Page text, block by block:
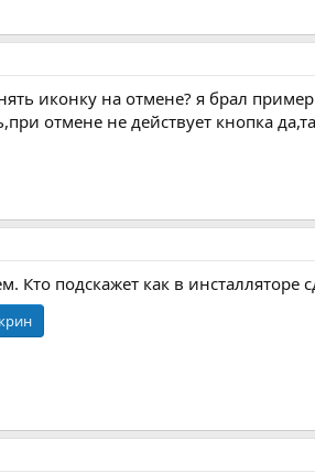
иконку на отмене? я брал
отмене не действует кнопка
Кто подскажет как в инсталляторе